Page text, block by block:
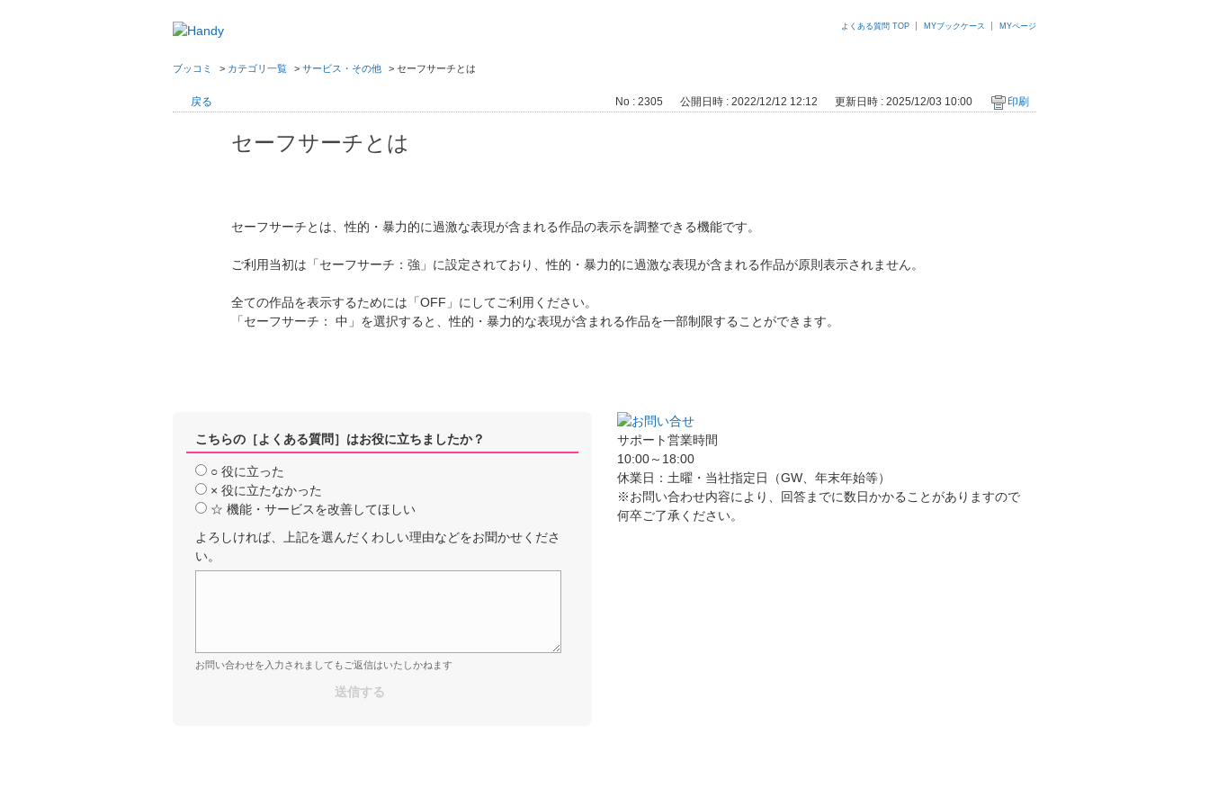
よくある質問 TOP MYブックケース MYページ
ブッコミ > カテゴリ一覧 > サービス・その他 > セーフサーチとは
戻る No : 2305 公開日時 : 2022/12/12 12:12 更新日時 : 2025/12/03 10:00 印刷
セーフサーチとは
セーフサーチとは、性的・暴力的に過激な表現が含まれる作品の表示を調整できる機能です。
ご利用当初は「セーフサーチ：強」に設定されており、性的・暴力的に過激な表現が含まれる作品が原則表示されません。
全ての作品を表示するためには「OFF」にしてご利用ください。
「セーフサーチ： 中」を選択すると、性的・暴力的な表現が含まれる作品を一部制限することができます。
こちらの［よくある質問］はお役に立ちましたか？
○ 役に立った
× 役に立たなかった
☆ 機能・サービスを改善してほしい
よろしければ、上記を選んだくわしい理由などをお聞かせくださ
い。
お問い合わせを入力されましてもご返信はいたしかねます
サポート営業時間
10:00～18:00
休業日：土曜・当社指定日（GW、年末年始等）
※お問い合わせ内容により、回答までに数日かかることがありますので
何卒ご了承ください。